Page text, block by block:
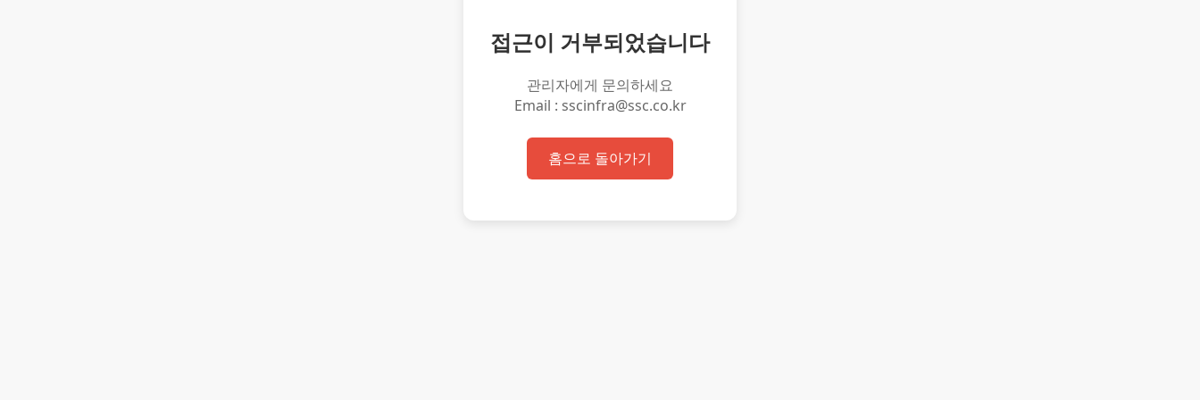
접근이 거부되었습니다
관리자에게 문의하세요
Email : sscinfra@ssc.co.kr
홈으로 돌아가기